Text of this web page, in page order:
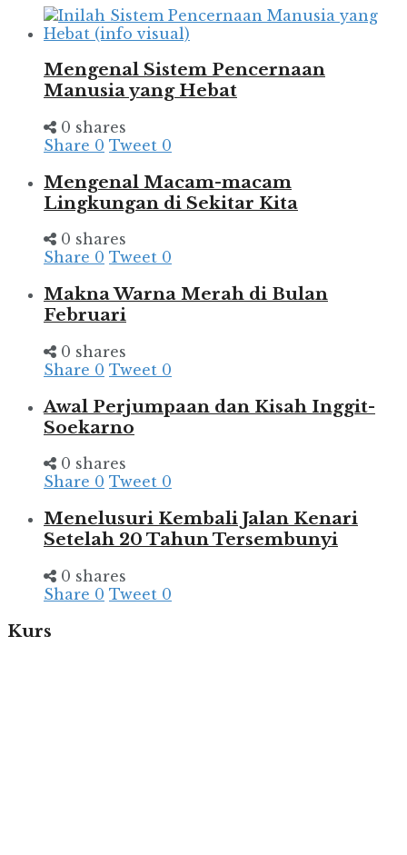
Mengenal Sistem Pencernaan
Manusia yang Hebat
0 shares
Share 0 Tweet 0
Mengenal Macam-macam
Lingkungan di Sekitar Kita
0 shares
Share 0 Tweet 0
Makna Warna Merah di Bulan
Februari
0 shares
Share 0 Tweet 0
Awal Perjumpaan dan Kisah Inggit-
Soekarno
0 shares
Share 0 Tweet 0
Menelusuri Kembali Jalan Kenari
Setelah 20 Tahun Tersembunyi
0 shares
Share 0 Tweet 0
Kurs